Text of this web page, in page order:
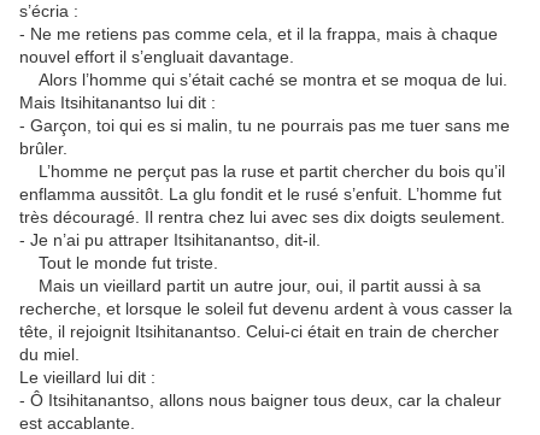
s’écria :
- Ne me retiens pas comme cela, et il la frappa, mais à chaque
nouvel effort il s’engluait davantage.
Alors l’homme qui s’était caché se montra et se moqua de lui.
Mais Itsihitanantso lui dit :
- Garçon, toi qui es si malin, tu ne pourrais pas me tuer sans me
brûler.
L’homme ne perçut pas la ruse et partit chercher du bois qu’il
enflamma aussitôt. La glu fondit et le rusé s’enfuit. L’homme fut
très découragé. Il rentra chez lui avec ses dix doigts seulement.
- Je n’ai pu attraper Itsihitanantso, dit-il.
Tout le monde fut triste.
Mais un vieillard partit un autre jour, oui, il partit aussi à sa
recherche, et lorsque le soleil fut devenu ardent à vous casser la
tête, il rejoignit Itsihitanantso. Celui-ci était en train de chercher
du miel.
Le vieillard lui dit :
- Ô Itsihitanantso, allons nous baigner tous deux, car la chaleur
est accablante.